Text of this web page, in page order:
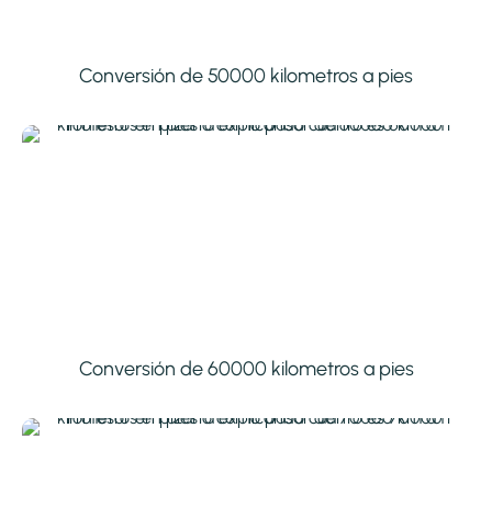
Conversión de 50000 kilometros a pies
Conversión de 60000 kilometros a pies